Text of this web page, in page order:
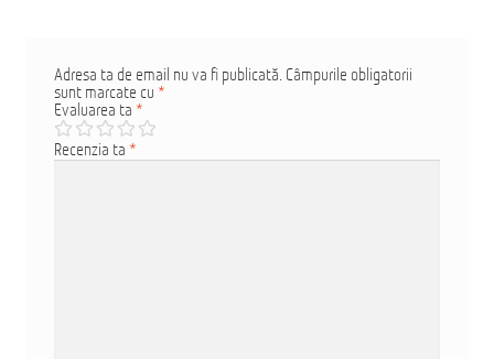
Adresa ta de email nu va fi publicată. Câmpurile obligatorii
sunt marcate cu *
Evaluarea ta *
Recenzia ta *